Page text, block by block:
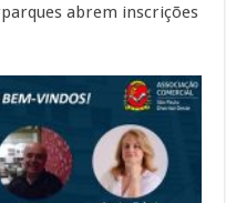
abrem inscrições